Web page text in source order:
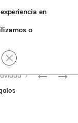
en
o
Cerrar el banner de